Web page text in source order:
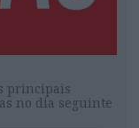
principais
no dia seguinte